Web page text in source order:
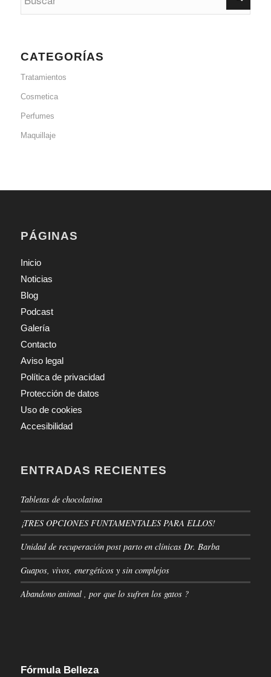
CATEGORÍAS
Tratamientos
Cosmetica
Perfumes
Maquillaje
PÁGINAS
Inicio
Noticias
Blog
Podcast
Galería
Contacto
Aviso legal
Política de privacidad
Protección de datos
Uso de cookies
Accesibilidad
ENTRADAS RECIENTES
Tabletas de chocolatina
¡TRES OPCIONES FUNTAMENTALES PARA ELLOS!
Unidad de recuperación post parto en clínicas Dr. Barba
Guapos, vivos, energéticos y sin complejos
Abandono animal , por que lo sufren los gatos ?
Fórmula Belleza